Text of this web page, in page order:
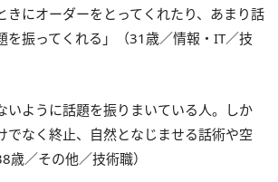
きにオーダーをとってくれたり、あまり話
を振ってくれる」（31歳／情報・IT／技
いように話題を振りまいている人。しか
でなく終止、自然となじませる話術や空
歳／その他／技術職）